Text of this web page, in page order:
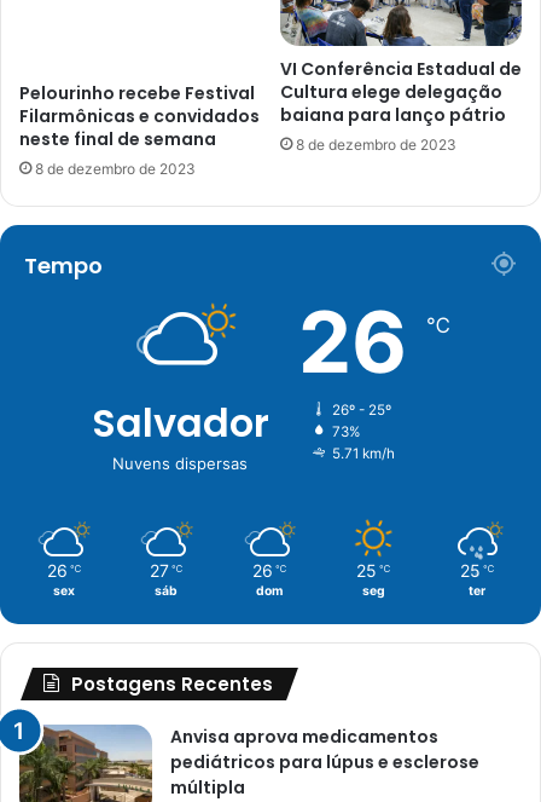
Pelourinho recebe Festival
Filarmônicas e convidados
neste final de semana
8 de dezembro de 2023
VI Conferência Estadual de
Cultura elege delegação
baiana para lanço pátrio
8 de dezembro de 2023
Tempo
Salvador
Nuvens dispersas
26 ℃
26º - 25º
73%
5.71 km/h
26 ℃
sex
27 ℃
sáb
26 ℃
dom
25 ℃
seg
25 ℃
ter
Postagens Recentes
Anvisa aprova medicamentos
pediátricos para lúpus e esclerose
múltipla